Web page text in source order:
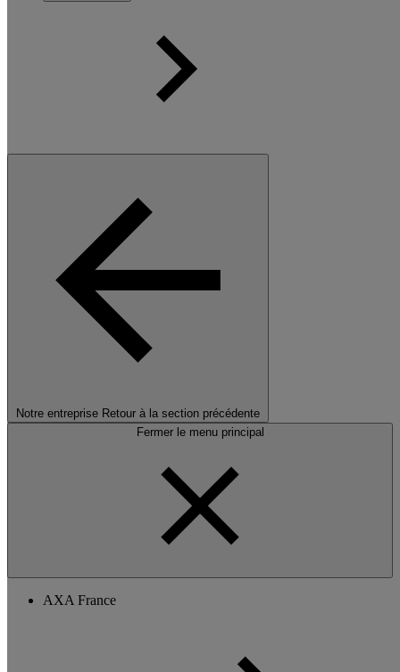
Notre entreprise Retour à la section précédente
Fermer le menu principal
AXA France